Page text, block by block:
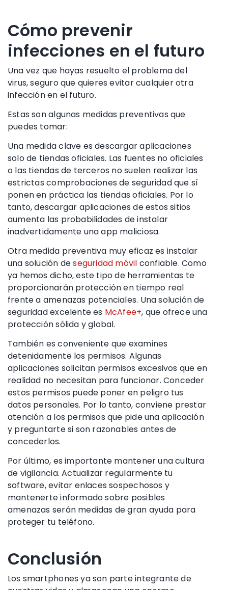
Cómo prevenir
infecciones en el futuro
Una vez que hayas resuelto el problema del
virus, seguro que quieres evitar cualquier otra
infección en el futuro.
Estas son algunas medidas preventivas que
puedes tomar:
Una medida clave es descargar aplicaciones
solo de tiendas oficiales. Las fuentes no oficiales
o las tiendas de terceros no suelen realizar las
estrictas comprobaciones de seguridad que sí
ponen en práctica las tiendas oficiales. Por lo
tanto, descargar aplicaciones de estos sitios
aumenta las probabilidades de instalar
inadvertidamente una app maliciosa.
Otra medida preventiva muy eficaz es instalar
una solución deseguridad móvil confiable. Como
ya hemos dicho, este tipo de herramientas te
proporcionarán protección en tiempo real
frente a amenazas potenciales. Una solución de
seguridad excelente es McAfee+, que ofrece una
protección sólida y global.
También es conveniente que examines
detenidamente los permisos. Algunas
aplicaciones solicitan permisos excesivos que en
realidad no necesitan para funcionar. Conceder
estos permisos puede poner en peligro tus
datos personales. Por lo tanto, conviene prestar
atención a los permisos que pide una aplicación
y preguntarte si son razonables antes de
concederlos.
Por último, es importante mantener una cultura
de vigilancia. Actualizar regularmente tu
software, evitar enlaces sospechosos y
mantenerte informado sobre posibles
amenazas serán medidas de gran ayuda para
proteger tu teléfono.
Conclusión
Los smartphones ya son parte integrante de